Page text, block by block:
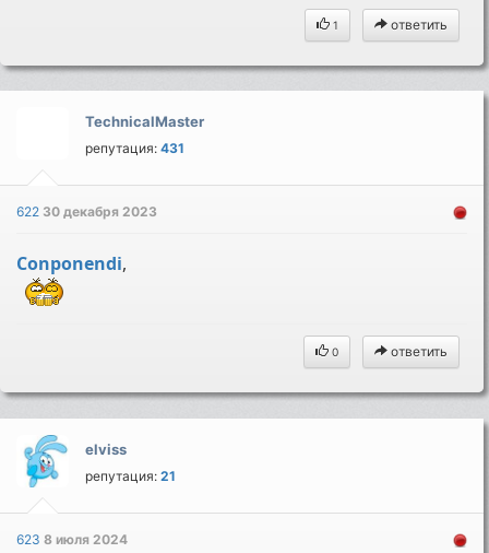
1 ответить
TechnicalMaster
репутация:431
622 30 декабря 2023
Conponendi,
0 ответить
elviss
репутация:21
6238 июля 2024